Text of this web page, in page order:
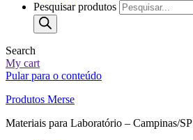
Pesquisar produtos
Search
My cart
Pular para o conteúdo
Produtos Merse
Materiais para Laboratório – Campinas/SP